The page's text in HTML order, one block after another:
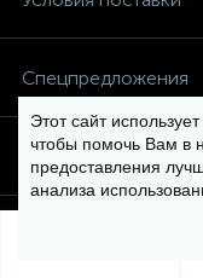
Спецпредложения
Условия оплаты
Этот сайт
чтобы помочь Вам в
предоставления
анализа